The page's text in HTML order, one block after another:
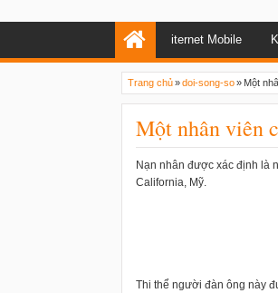
iternet Mobile
Trang chủ»doi-song-so» Một
Một nhân viên
Nạn nhân được xác định là
California, Mỹ.
Thi thể người đàn ông này